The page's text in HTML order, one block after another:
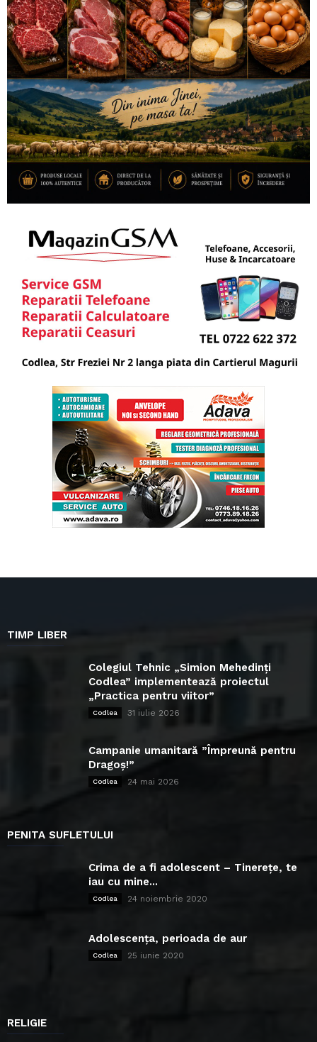
TIMP LIBER
Colegiul Tehnic „Simion Mehedinți
Codlea” implementează proiectul
„Practica pentru viitor”
Codlea 31 iulie 2026
Campanie umanitară ”Împreună pentru
Dragoș!”
Codlea 24 mai 2026
PENITA SUFLETULUI
Crima de a fi adolescent – Tinerețe, te
iau cu mine...
Codlea 24 noiembrie 2020
Adolescența, perioada de aur
Codlea 25 iunie 2020
RELIGIE